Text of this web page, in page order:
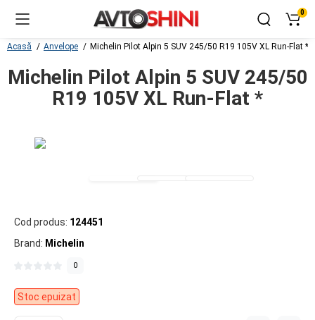
0
Acasă Anvelope Michelin Pilot Alpin 5 SUV 245/50 R19 105V XL Run-Flat *
Michelin Pilot Alpin 5 SUV 245/50
R19 105V XL Run-Flat *
Cod produs: 124451
Brand: Michelin
0
Stoc epuizat